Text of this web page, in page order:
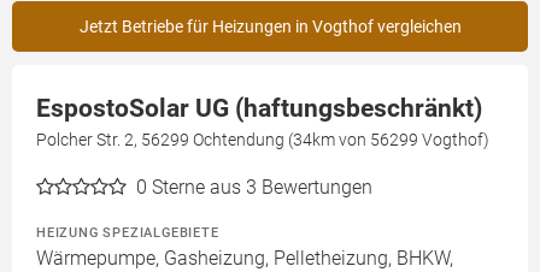
Jetzt Betriebe für Heizungen in Vogthof vergleichen
EspostoSolar UG (haftungsbeschränkt)
Polcher Str. 2, 56299 Ochtendung (34km von 56299 Vogthof)
0 Sterne aus 3 Bewertungen
HEIZUNG SPEZIALGEBIETE
Wärmepumpe, Gasheizung, Pelletheizung, BHKW,